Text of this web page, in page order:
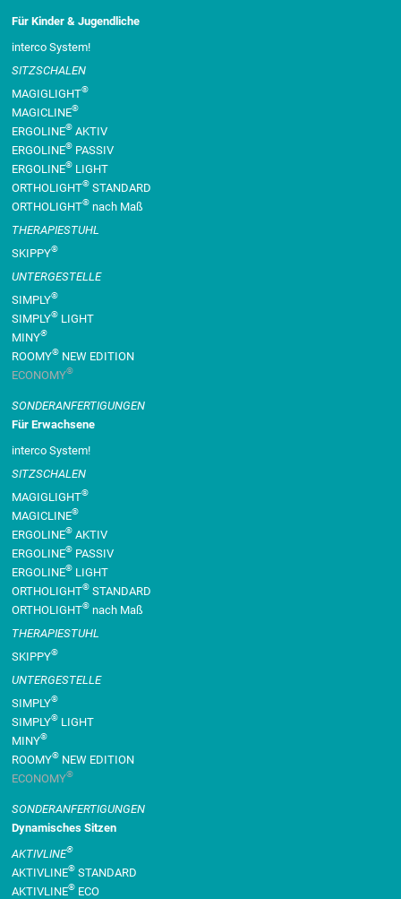
Für Kinder & Jugendliche
interco System!
SITZSCHALEN
MAGIGLIGHT®
MAGICLINE®
ERGOLINE® AKTIV
ERGOLINE® PASSIV
ERGOLINE® LIGHT
ORTHOLIGHT® STANDARD
ORTHOLIGHT® nach Maß
THERAPIESTUHL
SKIPPY®
UNTERGESTELLE
SIMPLY®
SIMPLY® LIGHT
MINY®
ROOMY® NEW EDITION
ECONOMY®
SONDER­ANFERTIGUNGEN
Für Erwachsene
interco System!
SITZSCHALEN
MAGIGLIGHT®
MAGICLINE®
ERGOLINE® AKTIV
ERGOLINE® PASSIV
ERGOLINE® LIGHT
ORTHOLIGHT® STANDARD
ORTHOLIGHT® nach Maß
THERAPIESTUHL
SKIPPY®
UNTERGESTELLE
SIMPLY®
SIMPLY® LIGHT
MINY®
ROOMY® NEW EDITION
ECONOMY®
SONDER­ANFERTIGUNGEN
Dynamisches Sitzen
AKTIVLINE®
AKTIVLINE® STANDARD
AKTIVLINE® ECO